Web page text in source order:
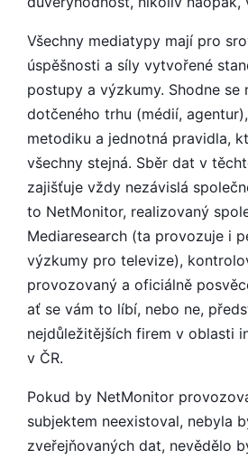
Všechny mediatypy mají pro
úspěšnosti a síly vytvořené
postupy a výzkumy. Shodne se
dotčeného trhu (médií,
metodiku a jednotná pravidla,
všechny stejná. Sběr dat v
zajišťuje vždy nezávislá
to NetMonitor, realizovaný
Mediaresearch (ta provozuje i
výzkumy pro televize),
provozovaný a oficiálně
ať se vám to líbí, nebo ne,
nejdůležitějších firem v oblasti
v ČR.
Pokud by NetMonitor
subjektem neexistoval, nebyla
zveřejňovaných dat, nevědělo